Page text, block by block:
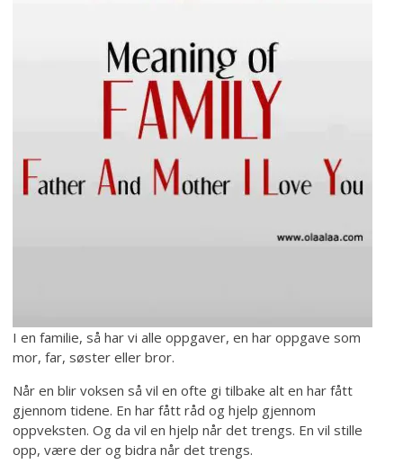
I en familie, så har vi alle oppgaver, en har oppgave som
mor, far, søster eller bror.
Når en blir voksen så vil en ofte gi tilbake alt en har fått
gjennom tidene. En har fått råd og hjelp gjennom
oppveksten. Og da vil en hjelp når det trengs. En vil stille
opp, være der og bidra når det trengs.